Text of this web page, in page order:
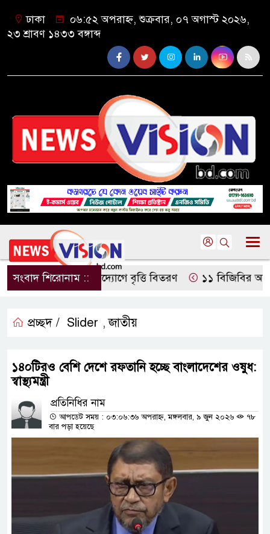
ঢাকা
০৬:৫২ অপরাহ্ন, শুক্রবার, ০৭ অগাস্ট ২০২৬,
২৩ শ্রাবণ ১৪৩৩ বঙ্গাব্দ
সংবাদ শিরোনাম ::
ম্যানেজমেন্টের উদ্যোগে বৃত্তি বিতরণ ১১ বিজিবির
প্রচ্ছদ / Slider ,জাতীয়
১৪০টিরও বেশি দেশে রফতানি হচ্ছে বাংলাদেশের ওষুধ:
স্বাস্থ্যমন্ত্রী
প্রতিনিধির নাম
আপডেট সময় : ০৩:০৬:৩৬ অপরাহ্ন, মঙ্গলবার, ৯ জুন ২০২৬
৭৮
বার পড়া হয়েছে